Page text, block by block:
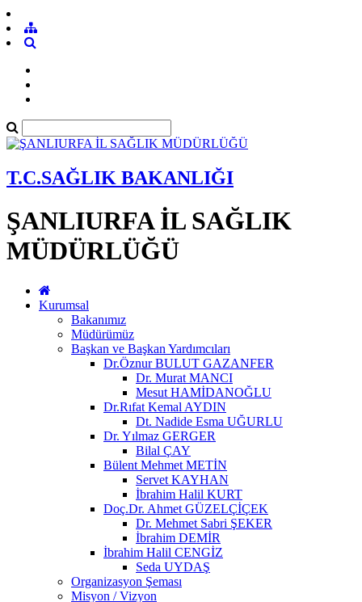
T.C.SAĞLIK BAKANLIĞI
ŞANLIURFA İL SAĞLIK
MÜDÜRLÜĞÜ
Kurumsal
Bakanımız
Müdürümüz
Başkan ve Başkan Yardımcıları
Dr.Öznur BULUT GAZANFER
Dr. Murat MANCI
Mesut HAMİDANOĞLU
Dr.Rıfat Kemal AYDIN
Dt. Nadide Esma UĞURLU
Dr. Yılmaz GERGER
Bilal ÇAY
Bülent Mehmet METİN
Servet KAYHAN
İbrahim Halil KURT
Doç.Dr. Ahmet GÜZELÇİÇEK
Dr. Mehmet Sabri ŞEKER
İbrahim DEMİR
İbrahim Halil CENGİZ
Seda UYDAŞ
Organizasyon Şeması
Misyon / Vizyon